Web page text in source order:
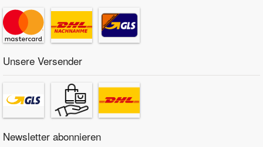
Unsere Versender
Newsletter abonnieren